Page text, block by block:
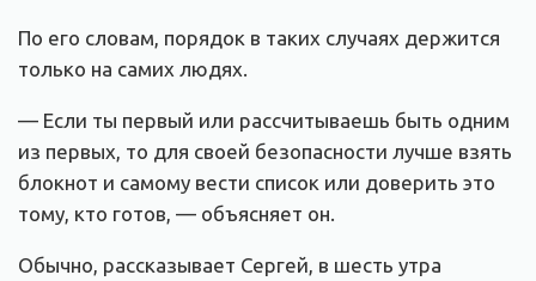
По его словам, порядок в таких случаях держится
только на самих людях.
— Если ты первый или рассчитываешь быть одним
из первых, то для своей безопасности лучше взять
блокнот и самому вести список или доверить это
тому, кто готов, — объясняет он.
Обычно, рассказывает Сергей, в шесть утра